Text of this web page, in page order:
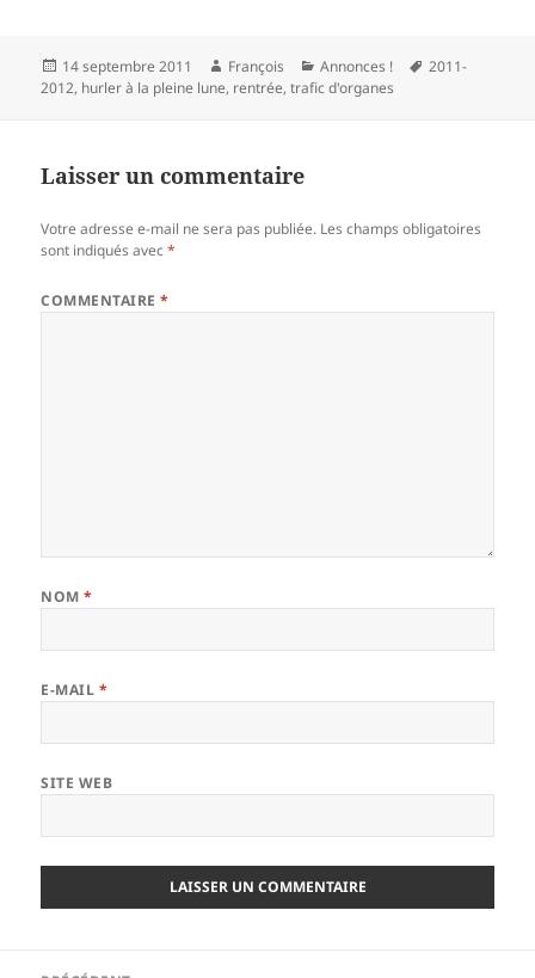
Publié
le
14 septembre 2011 Auteur
François Catégories
Annonces !
Mots-
2011-
2012, hurler à la pleine lune, rentrée,trafic d'organes
Laisser un commentaire
Votre adresse e-mail ne sera pas publiée. Les champs obligatoires
sont indiqués avec*
COMMENTAIRE*
NOM*
E-MAIL *
SITE WEB